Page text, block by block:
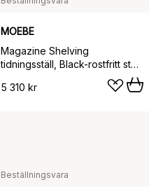
MOEBE
Magazine Shelving
tidningsställ, Black-rostfritt stål,
5 310 kr
Beställningsvara